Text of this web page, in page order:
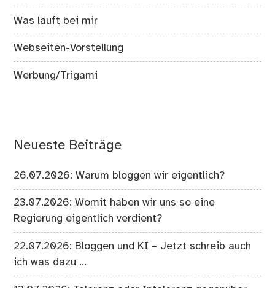
Was läuft bei mir
Webseiten-Vorstellung
Werbung/Trigami
Neueste Beiträge
26.07.2026: Warum bloggen wir eigentlich?
23.07.2026: Womit haben wir uns so eine
Regierung eigentlich verdient?
22.07.2026: Bloggen und KI – Jetzt schreib auch
ich was dazu …